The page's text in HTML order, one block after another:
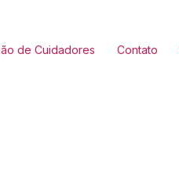
de Cuidadores Contato